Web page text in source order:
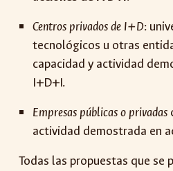
Centros privados de I+D:
tecnológicos u otras
capacidad y actividad
I+D+I.
Empresas públicas o privadas
actividad demostrada en
Todas las propuestas que se